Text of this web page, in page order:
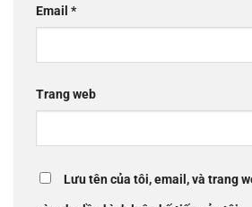
Email *
Trang web
Lưu tên của tôi, email, và trang